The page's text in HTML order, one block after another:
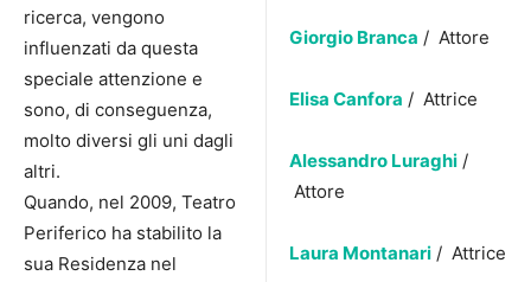
ricerca, vengono
influenzati da questa
speciale attenzione e
sono, di conseguenza,
molto diversi gli uni dagli
altri.
Quando, nel 2009, Teatro
Periferico ha stabilito la
sua Residenza nel
Giorgio Branca / Attore
Elisa Canfora / Attrice
Alessandro Luraghi /
Attore
Laura Montanari / Attrice